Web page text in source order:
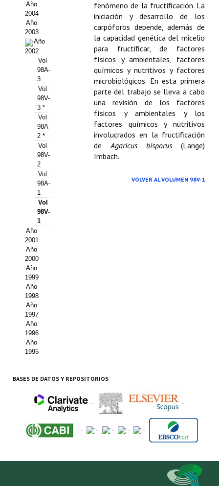
Premio Jóvenes Investigadores
Buscador de Comunicaciones
Buscador de Comunicaciones
CONTACTO
BUSCADOR
Año
2004
Año
2003
Año
2002
Vol
98A-
3
Vol
98V-
3 *
Vol
98A-
2 *
Vol
98V-
2
Vol
98A-
1
Vol
98V-
1
Año
2001
Año
2000
Año
1999
Año
1998
Año
1997
Año
1996
Año
1995
fenómeno de la fructificación. La
iniciación y desarrollo de los
carpóforos depende, además de
la capacidad genética del micelio
para fructificar, de factores
físicos y ambientales, factores
químicos y nutritivos y factores
microbiológicos. En esta primera
parte del trabajo se lleva a cabo
una revisión de los factores
físicos y ambientales y los
factores químicos y nutritivos
involucrados en la fructificación
deAgaricus bisporus (Lange)
Imbach.
VOLVER AL VOLUMEN 98V-1
BASES DE DATOS Y REPOSITORIOS
- -
- - - - -